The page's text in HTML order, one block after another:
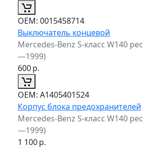
ОЕМ: 0015458714
Выключатель концевой
Mercedes-Benz S-класс W140
—1999)
600р.
ОЕМ: A1405401524
Корпус блока предохранителей
Mercedes-Benz S-класс W140
—1999)
1 100р.